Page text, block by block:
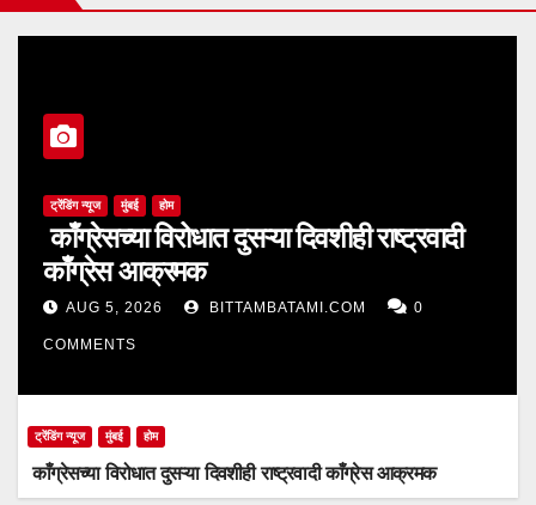
ट्रेंडिंग न्यूज मुंबई होम
काँग्रेसच्या विरोधात दुसऱ्या दिवशीही राष्ट्रवादी
काँग्रेस आक्रमक
AUG 5, 2026 BITTAMBATAMI.COM 0
COMMENTS
ट्रेंडिंग न्यूज मुंबई होम
काँग्रेसच्या विरोधात दुसऱ्या दिवशीही राष्ट्रवादी काँग्रेस आक्रमक